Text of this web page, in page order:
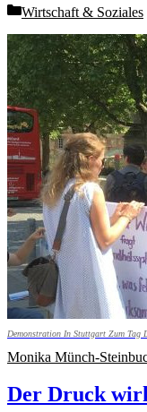
Categories
Wirtschaft & Soziales
Demonstration In Stuttgart Zum Tag
Der Druck
Monika Münch-